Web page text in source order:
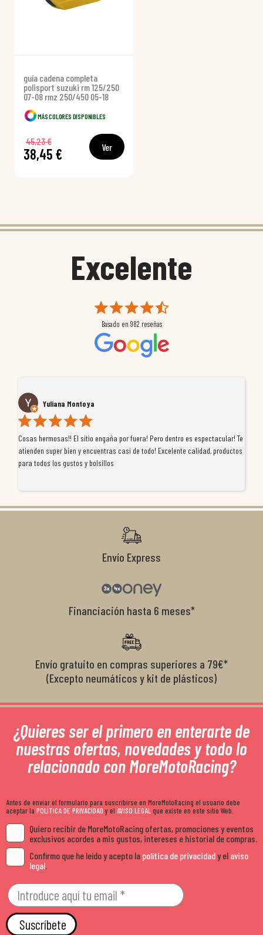
guía cadena completa
polisport suzuki rm 125/250
07-08 rmz 250/450 05-18
MÁS COLORES DISPONIBLES
38,45 €
45,23 € Ver
Excelente
Basado en 982 reseñas
Yuliana Montoya
Cosas hermosas!! El sitio engaña por fuera! Pero dentro es espectacular! Te
atienden super bien y encuentras casi de todo! Excelente calidad, productos
para todos los gustos y bolsillos
Envío Express
Financiación hasta 6 meses*
Envío gratuito en compras superiores a 79€*
(Excepto neumáticos y kit de plásticos)
¿Quieres ser el primero en enterarte de
nuestras ofertas, novedades y todo lo
relacionado con MoreMotoRacing?
Antes de enviar el formulario para suscribirse en MoreMotoRacing el usuario debe
aceptar la POLÍTICA DE PRIVACIDADy el AVISO LEGALque existe en este sitio Web.
Quiero recibir de MoreMotoRacing ofertas, promociones y eventos
exclusivos acordes a mis gustos, intereses e historial de compras.
Confirmo que he leído y acepto la política de privacidady el aviso
legal
Suscríbete